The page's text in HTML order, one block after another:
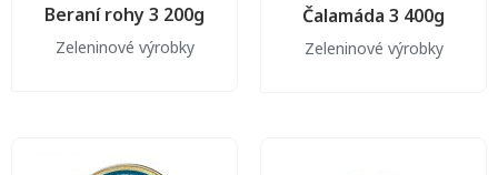
Beraní rohy 3 200g
Zeleninové výrobky
Čalamáda 3 400g
Zeleninové výrobky